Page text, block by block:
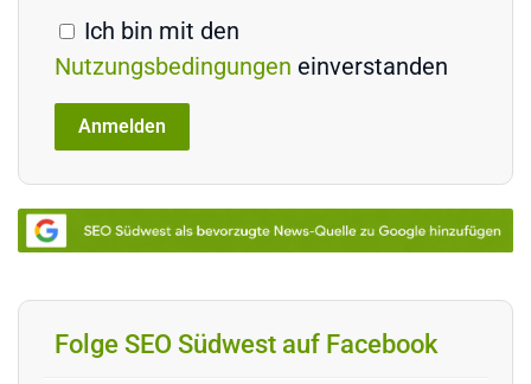
Ich bin mit den
Nutzungsbedingungen einverstanden
Folge SEO Südwest auf Facebook